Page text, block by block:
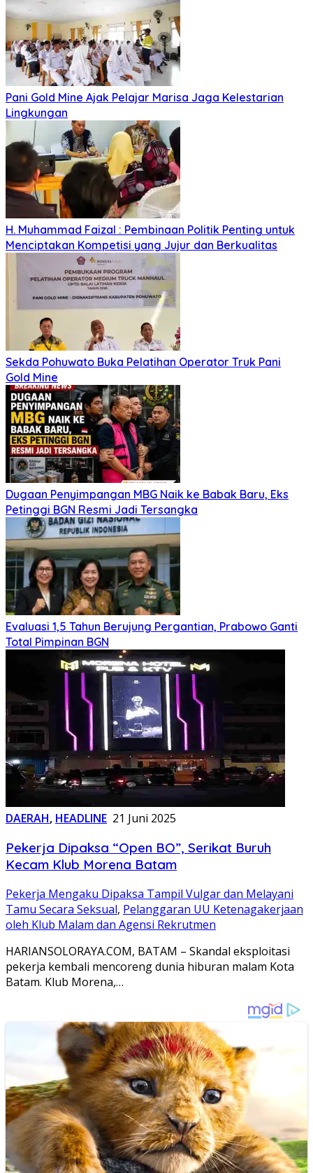
Pani Gold Mine Ajak Pelajar Marisa Jaga Kelestarian
Lingkungan
H. Muhammad Faizal : Pembinaan Politik Penting untuk
Menciptakan Kompetisi yang Jujur dan Berkualitas
Sekda Pohuwato Buka Pelatihan Operator Truk Pani
Gold Mine
Dugaan Penyimpangan MBG Naik ke Babak Baru, Eks
Petinggi BGN Resmi Jadi Tersangka
Evaluasi 1,5 Tahun Berujung Pergantian, Prabowo Ganti
Total Pimpinan BGN
DAERAH, HEADLINE 21 Juni 2025
Pekerja Dipaksa “Open BO”, Serikat Buruh
Kecam Klub Morena Batam
Pekerja Mengaku Dipaksa Tampil Vulgar dan Melayani
Tamu Secara Seksual, Pelanggaran UU Ketenagakerjaan
oleh Klub Malam dan Agensi Rekrutmen
HARIANSOLORAYA.COM, BATAM – Skandal eksploitasi
pekerja kembali mencoreng dunia hiburan malam Kota
Batam. Klub Morena,…